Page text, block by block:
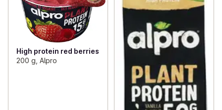
High protein red berries
200 g, Alpro